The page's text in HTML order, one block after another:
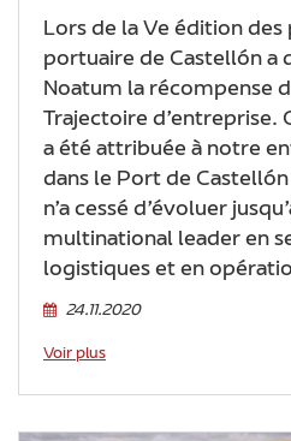
Lors de la Ve édition des
portuaire de Castellón a
Noatum la récompense
Trajectoire d’entreprise.
a été attribuée à notre
dans le Port de
n’a cessé d’évoluer
multinational leader en
logistiques et en
24.11.2020
Voir plus